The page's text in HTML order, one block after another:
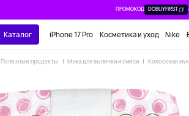
ПРОМОКОД DOBUYFIRST
Каталог iPhone 17 Pro Косметика и уход Nike
Полезные продукты Мука для выпечки и смеси Кокосовая